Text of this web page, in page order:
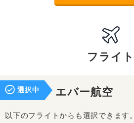
フライト
選択中 エバー航空
以下のフライトからも選択できます。